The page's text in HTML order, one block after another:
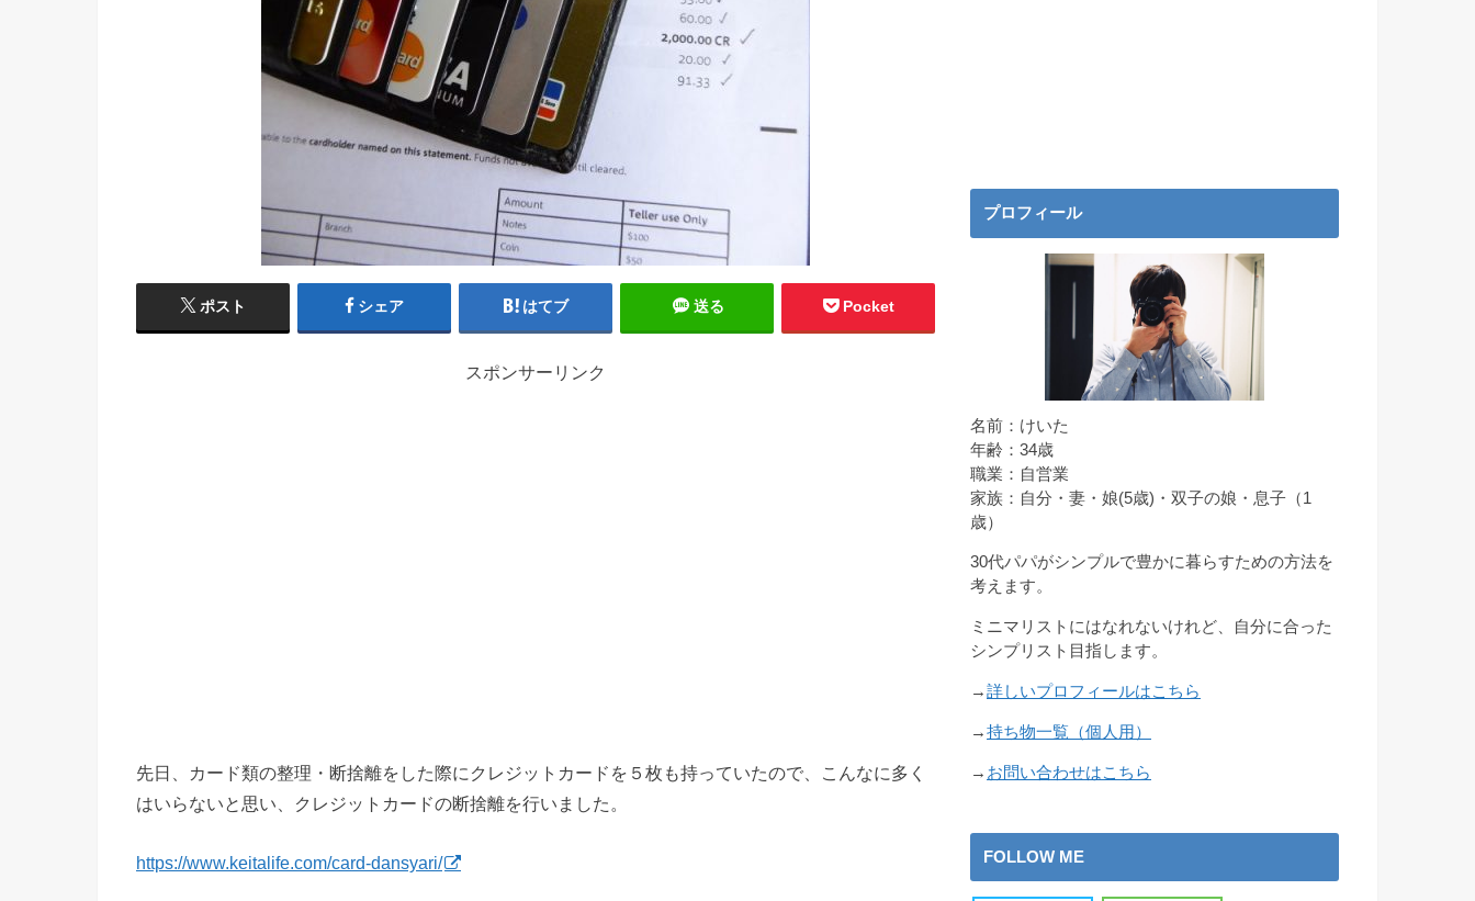
ポスト シェア はてブ 送る Pocket
スポンサーリンク
先日、カード類の整理・断捨離をした際にクレジットカードを５枚も持っていたので、こんなに多く
はいらないと思い、クレジットカードの断捨離を行いました。
https://www.keitalife.com/card-dansyari/
プロフィール
名前：けいた
年齢：34歳
職業：自営業
家族：自分・妻・娘(5歳)・双子の娘・息子（1
歳）
30代パパがシンプルで豊かに暮らすための方法を
考えます。
ミニマリストにはなれないけれど、自分に合った
シンプリスト目指します。
→詳しいプロフィールはこちら
→持ち物一覧（個人用）
→ お問い合わせはこちら
FOLLOW ME